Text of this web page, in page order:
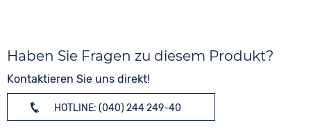
Haben Sie Fragen zu diesem Produkt?
Kontaktieren Sie uns direkt!
HOTLINE: (040) 244 249-40